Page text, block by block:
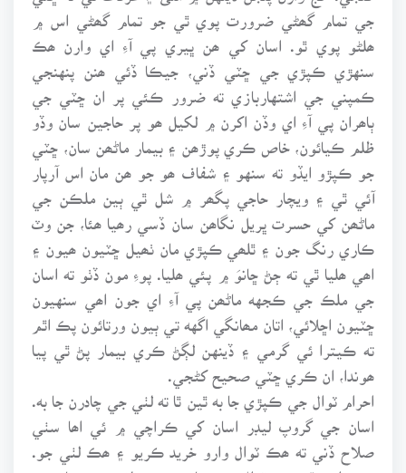
جي تمام گھڻي ضرورت پوي ٿي جو تمام گھڻي اس ۾
ھلڻو پوي ٿو. اسان کي ھن ڀيري پي آءِ اي وارن ھڪ
سنهڙي ڪپڙي جي ڇٽي ڏني، جيڪا ڏئي ھنن پنهنجي
ڪمپني جي اشتهاربازي ته ضرور ڪئي پر ان ڇٽي جي
ٻاھران پي آءِ اي وڏن اکرن ۾ لکيل ھو پر حاجين سان وڏو
ظلم ڪيائون، خاص ڪري پوڙھن ۽ بيمار ماڻھن سان، ڇٽي
جو ڪپڙو ايڏو ته سنهو ۽ شفاف ھو جو ھن مان اس آرپار
آئي ٿي ۽ ويچار حاجي پگھر ۾ شل ٿي ٻين ملڪن جي
ماڻھن کي حسرت ڀريل نگاھن سان ڏسي رھيا ھئا، جن وٽ
ڪاري رنگ جون ۽ ٿلھي ڪپڙي مان ٺھيل ڇٽيون ھيون ۽
اھي ھليا ٿي ته ڄڻ ڇانوَ ۾ پئي ھليا. پوءِ مون ڏٺو ته اسان
جي ملڪ جي ڪجهه ماڻھن پي آءِ اي جون اھي سنهيون
ڇٽيون اڇلائي، اتان مھانگي اگهه تي ٻيون ورتائون پڪ اٿم
ته ڪيترا ئي گرمي ۽ ڏينهن لڳڻ ڪري بيمار پڻ ٿي پيا
ھوندا، ان ڪري ڇٽي صحيح کڻجي.
احرام ٽوال جي ڪپڙي جا به ٿين ٿا ته لٺي جي چادرن جا به.
اسان جي گروپ ليڊر اسان کي ڪراچي ۾ ئي اھا سٺي
صلاح ڏني ته ھڪ ٽوال وارو خريد ڪريو ۽ ھڪ لٺي جو.
يعني اھي ٿيون ٻه ٽوال جون چادرون ۽ ٻه لٺي جون چادرون،